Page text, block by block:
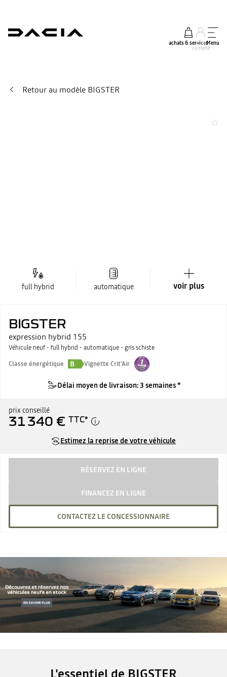
achats & services
mon
compte
Menu
Retour au modèle BIGSTER
full hybrid automatique voir plus
BIGSTER
expression hybrid 155
Véhicule neuf - full hybrid - automatique - gris schiste
Classe énergétique
B Vignette Crit'Air
Délai moyen de livraison: 3 semaines *
prix conseillé
31 340 € TTC*
Estimez la reprise de votre véhicule
RÉSERVEZ EN LIGNE
FINANCEZ EN LIGNE
CONTACTEZ LE CONCESSIONNAIRE